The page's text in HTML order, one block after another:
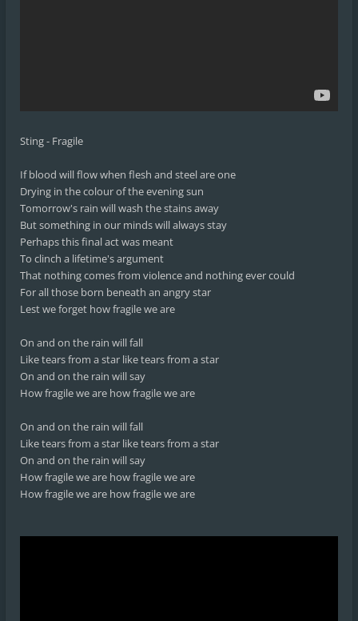
Sting - Fragile
If blood will flow when flesh and steel are one
Drying in the colour of the evening sun
Tomorrow's rain will wash the stains away
But something in our minds will always stay
Perhaps this final act was meant
To clinch a lifetime's argument
That nothing comes from violence and nothing ever could
For all those born beneath an angry star
Lest we forget how fragile we are
On and on the rain will fall
Like tears from a star like tears from a star
On and on the rain will say
How fragile we are how fragile we are
On and on the rain will fall
Like tears from a star like tears from a star
On and on the rain will say
How fragile we are how fragile we are
How fragile we are how fragile we are